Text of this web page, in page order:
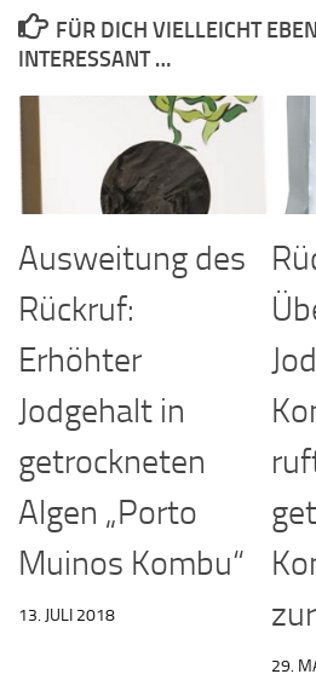
FÜR DICH VIELLEICHT
INTERESSANT …
Ausweitung des
Rückruf:
Erhöhter
Jodgehalt in
getrockneten
Algen „Porto
Muinos Kombu“
13. JULI 2018
29.